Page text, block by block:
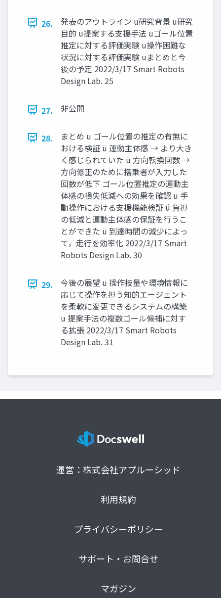
26.
発表のアウトライン u研究背景 u研究
⽬的 u提案する⽀援⼿法 uゴール位置
推定に対する評価実験 u操作困難な
状況に対する評価実験 uまとめと今
後の予定 2022/3/17 Smart Robots
Design Lab. 25
27. ⾮公開
28.
まとめ u ゴール位置の推定の有無に
おける検証 ü 運動主体感 → より⼤き
く感じられていた ü ⽅向転換回数 →
⽅向修正のために搭乗者が⼊⼒した
回数が低下 ゴール位置推定の運動主
体感の損失低減への効果を確認 u ⼿
動操作における⽀援機能検証 ü 負担
の低減と運動主体感の保証を⾏うこ
とができた ü 到達時間の減少によっ
て，⾛⾏を効率化 2022/3/17 Smart
Robots Design Lab. 30
29.
今後の展望 u 操作技量や環境情報に
応じて操作を担う知的エージェント
を柔軟に変更できるシステムの構築
u 提案⼿法の複数ゴール候補に対す
る拡張 2022/3/17 Smart Robots
Design Lab. 31
運営：株式会社アプルーシッド
利用規約
プライバシーポリシー
サポート・お問合せ
マガジン